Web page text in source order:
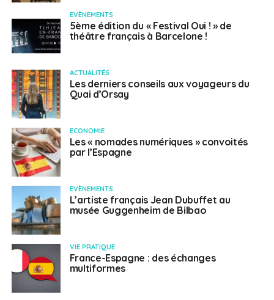
EVÈNEMENTS
5ème édition du « Festival Oui ! » de
théâtre français à Barcelone !
ACTUALITÉS
Les derniers conseils aux voyageurs du
Quai d’Orsay
ECONOMIE
Les « nomades numériques » convoités
par l’Espagne
EVÈNEMENTS
L’artiste français Jean Dubuffet au
musée Guggenheim de Bilbao
VIE PRATIQUE
France-Espagne : des échanges
multiformes